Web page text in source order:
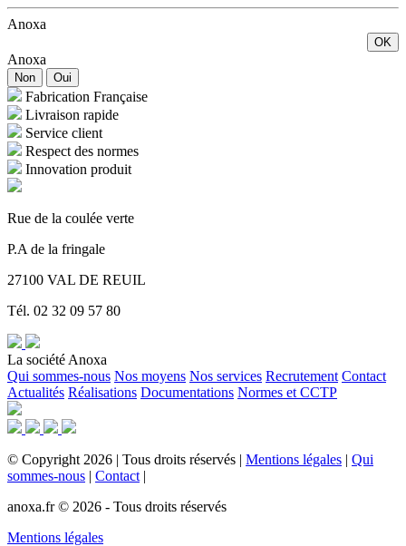
Anoxa
OK
Anoxa
Non Oui
Fabrication Française
Livraison rapide
Service client
Respect des normes
Innovation produit
Rue de la coulée verte
P.A de la fringale
27100 VAL DE REUIL
Tél. 02 32 09 57 80
La société Anoxa
Qui sommes-nous Nos moyens Nos services Recrutement Contact
Actualités Réalisations Documentations Normes et CCTP
© Copyright 2026 | Tous droits réservés | Mentions légales | Qui
sommes-nous | Contact |
anoxa.fr © 2026 - Tous droits réservés
Mentions légales